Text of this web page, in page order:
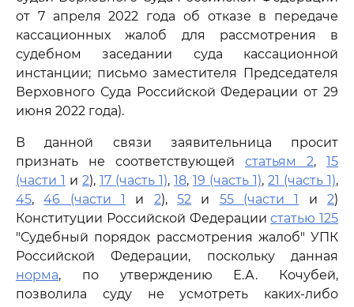
от 7 апреля 2022 года об отказе в передаче
кассационных жалоб для рассмотрения в
судебном заседании суда кассационной
инстанции; письмо заместителя Председателя
Верховного Суда Российской Федерации от 29
июня 2022 года).
В данной связи заявительница просит
признать не соответствующей статьям 2, 15
(части 1 и 2), 17 (часть 1), 18, 19 (часть 1), 21 (часть 1),
45,46 (части 1 и 2),52 и 55 (части 1 и2)
Конституции Российской Федерациистатью 125
"Судебный порядок рассмотрения жалоб" УПК
Российской Федерации, поскольку данная
норма, по утверждению Е.А. Кочубей,
позволила суду не усмотреть каких-либо